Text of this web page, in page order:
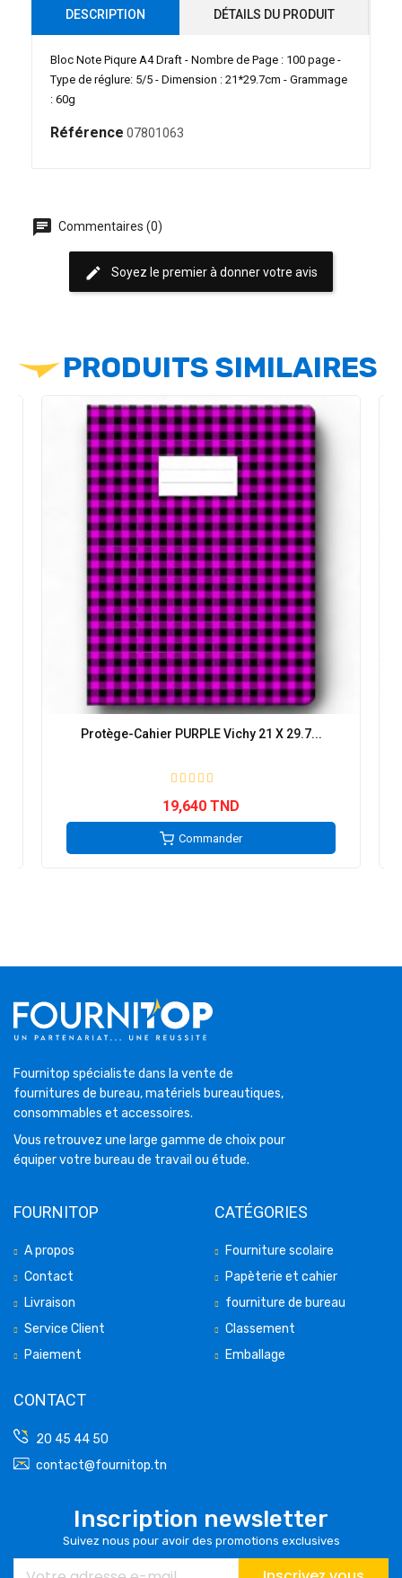
DESCRIPTION DÉTAILS DU PRODUIT
Bloc Note Piqure A4 Draft - Nombre de Page : 100 page -
Type de réglure: 5/5 - Dimension : 21*29.7cm - Grammage
: 60g
Référence 07801063
chat Commentaires (0)
edit Soyez le premier à donner votre avis
PRODUITS SIMILAIRES
Protège-Cahier PURPLE Vichy 21 X 29.7...
19,640 TND
Commander
Fournitop spécialiste dans la vente de
fournitures de bureau, matériels bureautiques,
consommables et accessoires.
Vous retrouvez une large gamme de choix pour
équiper votre bureau de travail ou étude.
FOURNITOP
A propos
Contact
Livraison
Service Client
Paiement
CATÉGORIES
Fourniture scolaire
Papèterie et cahier
fourniture de bureau
Classement
Emballage
CONTACT
20 45 44 50
contact@fournitop.tn
Inscription newsletter
Suivez nous pour avoir des promotions exclusives